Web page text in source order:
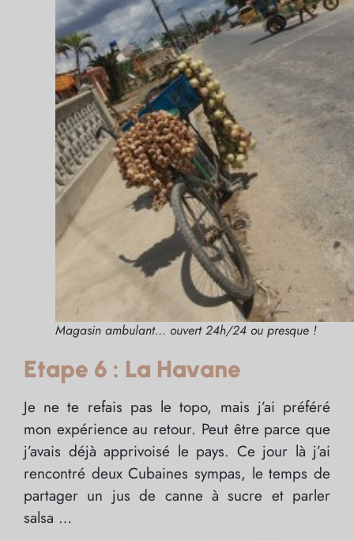
Magasin ambulant… ouvert 24h/24 ou presque !
Etape 6 : La Havane
Je ne te refais pas le topo, mais j’ai préféré
mon expérience au retour. Peut être parce que
j’avais déjà apprivoisé le pays. Ce jour là j’ai
rencontré deux Cubaines sympas, le temps de
partager un jus de canne à sucre et parler
salsa …